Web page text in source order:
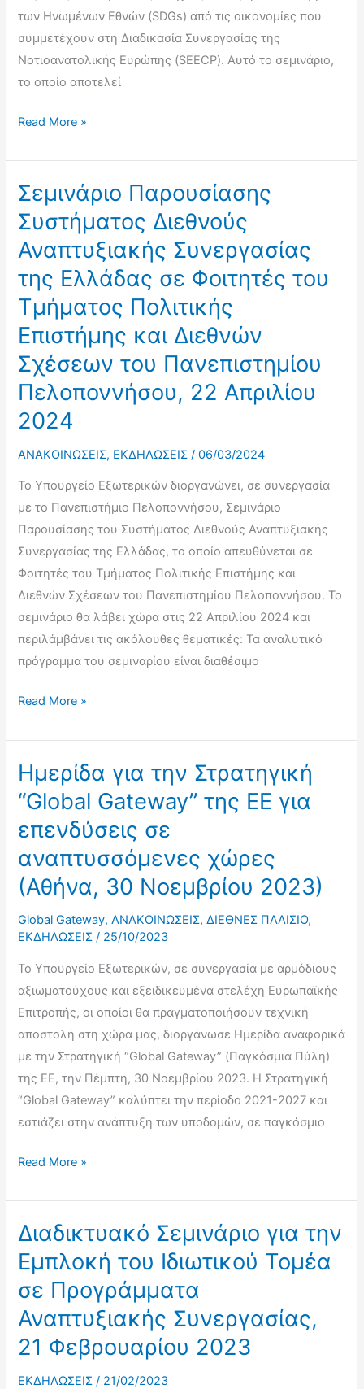
των Ηνωμένων Εθνών (SDGs) από τις οικονομίες που
συμμετέχουν στη Διαδικασία Συνεργασίας της
Νοτιοανατολικής Ευρώπης (SEECP). Αυτό το σεμινάριο,
το οποίο αποτελεί
Σεμινάριο
Τεχνογνωσίας
σχετικά
Εθελοντικές
Εθνικές
Αξιολογήσεις
για
την
Υλοποίηση
της
Ατζέντας
των
Ηνωμένων
από
τις
Συμμετέχουσες
Οικονομίες
στην
Διαδικασία
Συνεργασίας
στην
Νοτιοανατολική
Read More »
Σεμινάριο Παρουσίασης
Συστήματος Διεθνούς
Αναπτυξιακής Συνεργασίας
της Ελλάδας σε Φοιτητές του
Τμήματος Πολιτικής
Επιστήμης και Διεθνών
Σχέσεων του Πανεπιστημίου
Πελοποννήσου, 22 Απριλίου
2024
ΑΝΑΚΟΙΝΩΣΕΙΣ, ΕΚΔΗΛΩΣΕΙΣ /06/03/2024
Το Υπουργείο Εξωτερικών διοργανώνει, σε συνεργασία
με το Πανεπιστήμιο Πελοποννήσου, Σεμινάριο
Παρουσίασης του Συστήματος Διεθνούς Αναπτυξιακής
Συνεργασίας της Ελλάδας, το οποίο απευθύνεται σε
Φοιτητές του Τμήματος Πολιτικής Επιστήμης και
Διεθνών Σχέσεων του Πανεπιστημίου Πελοποννήσου. Το
σεμινάριο θα λάβει χώρα στις 22 Απριλίου 2024 και
περιλάμβάνει τις ακόλουθες θεματικές: Τα αναλυτικό
πρόγραμμα του σεμιναρίου είναι διαθέσιμο
Σεμινάριο
Συστήματος
Διεθνούς
Αναπτυξιακής
Συνεργασίας
της
Ελλάδας
σε
Φοιτητές
του
Τμήματος
Πολιτικής
Επιστήμης
και
Διεθνών
Σχέσεων
του
Πανεπιστημίου
Πελοποννήσου,
Απριλίου
Read More »
Ημερίδα για την Στρατηγική
“Global Gateway” της ΕΕ για
επενδύσεις σε
αναπτυσσόμενες χώρες
(Αθήνα, 30 Νοεμβρίου 2023)
Global Gateway,ΑΝΑΚΟΙΝΩΣΕΙΣ,ΔΙΕΘΝΕΣ ΠΛΑΙΣΙΟ,
ΕΚΔΗΛΩΣΕΙΣ / 25/10/2023
Το Υπουργείο Εξωτερικών, σε συνεργασία με αρμόδιους
αξιωματούχους και εξειδικευμένα στελέχη Ευρωπαϊκής
Επιτροπής, οι οποίοι θα πραγματοποιήσουν τεχνική
αποστολή στη χώρα μας, διοργάνωσε Ημερίδα αναφορικά
με την Στρατηγική “Global Gateway” (Παγκόσμια Πύλη)
της ΕΕ, την Πέμπτη, 30 Νοεμβρίου 2023. Η Στρατηγική
“Global Gateway” καλύπτει την περίοδο 2021-2027 και
εστιάζει στην ανάπτυξη των υποδομών, σε παγκόσμιο
Ημερίδα
την
Στρατηγική
Gateway”
της
ΕΕ
για
επενδύσεις
σε
Read More »
Διαδικτυακό Σεμινάριο για την
Εμπλοκή του Ιδιωτικού Τομέα
σε Προγράμματα
Αναπτυξιακής Συνεργασίας,
21 Φεβρουαρίου 2023
ΕΚΔΗΛΩΣΕΙΣ / 21/02/2023